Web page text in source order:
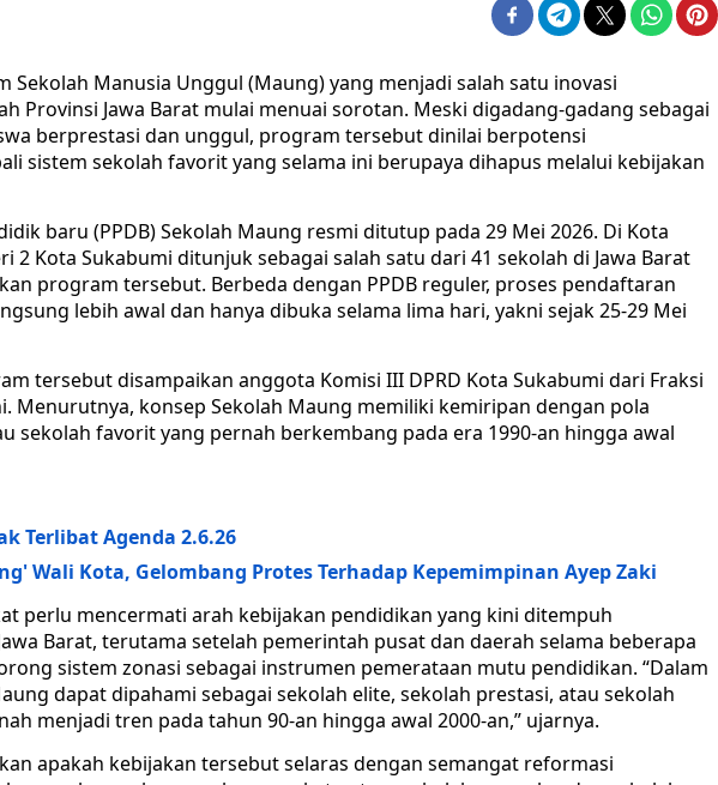
Sekolah Manusia Unggul (Maung) yang menjadi salah satu inovasi
Provinsi Jawa Barat mulai menuai sorotan. Meski digadang-gadang sebagai
berprestasi dan unggul, program tersebut dinilai berpotensi
sistem sekolah favorit yang selama ini berupaya dihapus melalui kebijakan
baru (PPDB) Sekolah Maung resmi ditutup pada 29 Mei 2026. Di Kota
2 Kota Sukabumi ditunjuk sebagai salah satu dari 41 sekolah di Jawa Barat
program tersebut. Berbeda dengan PPDB reguler, proses pendaftaran
lebih awal dan hanya dibuka selama lima hari, yakni sejak 25-29 Mei
tersebut disampaikan anggota Komisi III DPRD Kota Sukabumi dari Fraksi
Menurutnya, konsep Sekolah Maung memiliki kemiripan dengan pola
sekolah favorit yang pernah berkembang pada era 1990-an hingga awal
Terlibat Agenda 2.6.26
Wali Kota, Gelombang Protes Terhadap Kepemimpinan Ayep Zaki
perlu mencermati arah kebijakan pendidikan yang kini ditempuh
Barat, terutama setelah pemerintah pusat dan daerah selama beberapa
sistem zonasi sebagai instrumen pemerataan mutu pendidikan. “Dalam
dapat dipahami sebagai sekolah elite, sekolah prestasi, atau sekolah
menjadi tren pada tahun 90-an hingga awal 2000-an,” ujarnya.
apakah kebijakan tersebut selaras dengan semangat reformasi